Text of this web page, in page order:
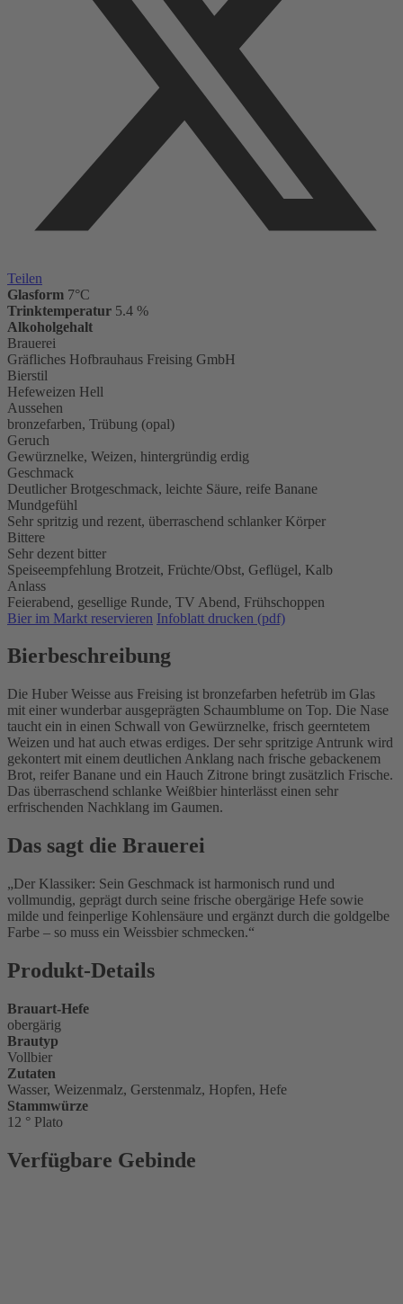
Teilen
Glasform 7°C
Trinktemperatur 5.4 %
Alkoholgehalt
Brauerei
Gräfliches Hofbrauhaus Freising GmbH
Bierstil
Hefeweizen Hell
Aussehen
bronzefarben, Trübung (opal)
Geruch
Gewürznelke, Weizen, hintergründig erdig
Geschmack
Deutlicher Brotgeschmack, leichte Säure, reife Banane
Mundgefühl
Sehr spritzig und rezent, überraschend schlanker Körper
Bittere
Sehr dezent bitter
Speiseempfehlung Brotzeit, Früchte/Obst, Geflügel, Kalb
Anlass
Feierabend, gesellige Runde, TV Abend, Frühschoppen
Bier im Markt reservieren Infoblatt drucken (pdf)
Bierbeschreibung
Die Huber Weisse aus Freising ist bronzefarben hefetrüb im Glas
mit einer wunderbar ausgeprägten Schaumblume on Top. Die Nase
taucht ein in einen Schwall von Gewürznelke, frisch geerntetem
Weizen und hat auch etwas erdiges. Der sehr spritzige Antrunk wird
gekontert mit einem deutlichen Anklang nach frische gebackenem
Brot, reifer Banane und ein Hauch Zitrone bringt zusätzlich Frische.
Das überraschend schlanke Weißbier hinterlässt einen sehr
erfrischenden Nachklang im Gaumen.
Das sagt die Brauerei
Der Klassiker: Sein Geschmack ist harmonisch rund und
vollmundig, geprägt durch seine frische obergärige Hefe sowie
milde und feinperlige Kohlensäure und ergänzt durch die goldgelbe
Farbe – so muss ein Weissbier schmecken.
Produkt-Details
Brauart-Hefe
obergärig
Brautyp
Vollbier
Zutaten
Wasser, Weizenmalz, Gerstenmalz, Hopfen, Hefe
Stammwürze
12 ° Plato
Verfügbare Gebinde